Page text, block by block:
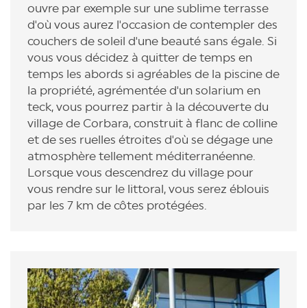
ouvre par exemple sur une sublime terrasse
d'où vous aurez l'occasion de contempler des
couchers de soleil d'une beauté sans égale. Si
vous vous décidez à quitter de temps en
temps les abords si agréables de la piscine de
la propriété, agrémentée d'un solarium en
teck, vous pourrez partir à la découverte du
village de Corbara, construit à flanc de colline
et de ses ruelles étroites d'où se dégage une
atmosphère tellement méditerranéenne.
Lorsque vous descendrez du village pour
vous rendre sur le littoral, vous serez éblouis
par les 7 km de côtes protégées.